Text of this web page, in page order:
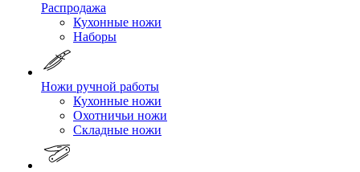
Распродажа
Кухонные ножи
Наборы
Ножи ручной работы
Кухонные ножи
Охотничьи ножи
Складные ножи